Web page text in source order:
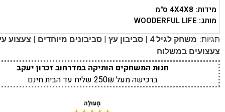
מידות: 4X4X8 ס"מ
מותג: WOODERFUL LIFE
תגיות: משחק לגיל 4 | סביבון עץ | סביבונים מיוחדים | צעצוע
צעצועים במשלוח
חנות המשחקים הותיקה במדרחוב זכרון יעקב
ברכישה מעל 250₪ שליח עד הבית חינם